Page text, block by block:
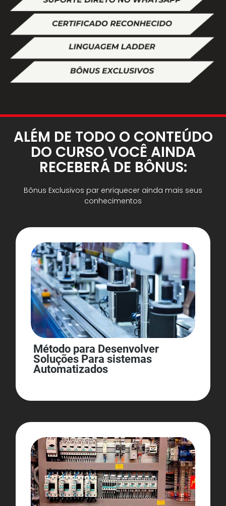
ALÉM DE TODO O CONTEÚDO
DO CURSO VOCÊ AINDA
RECEBERÁ DE BÔNUS:
Bônus Exclusivos par enriquecer ainda mais seus
conhecimentos
Método para Desenvolver
Soluções Para sistemas
Automatizados